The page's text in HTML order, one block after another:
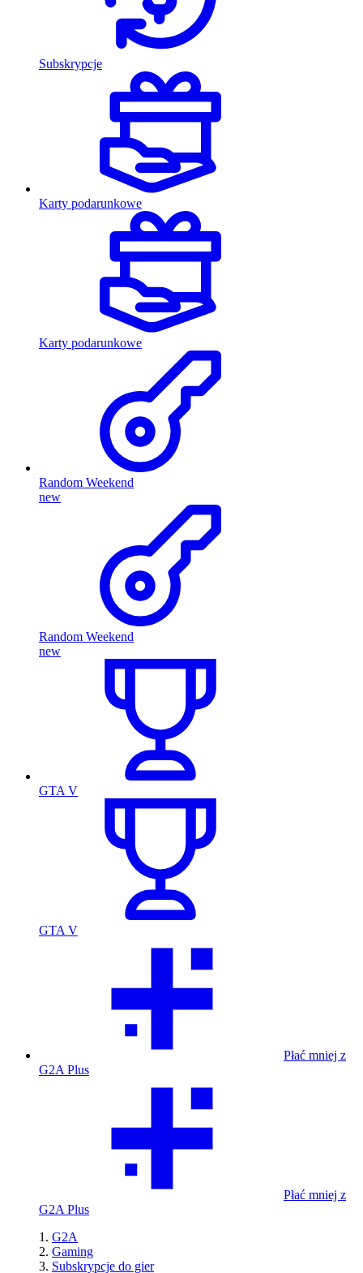
Subskrypcje
Karty podarunkowe
Karty podarunkowe
Random Weekend
new
Random Weekend
new
GTA V
GTA V
Płać mniej z
G2A Plus
Płać mniej z
G2A Plus
G2A
Gaming
Subskrypcje do gier